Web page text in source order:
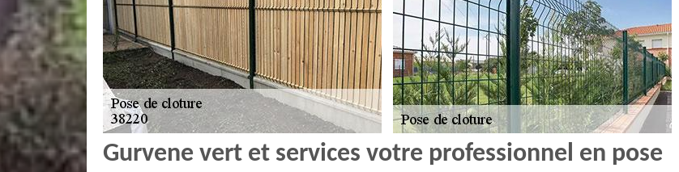
Gurvene vert et services votre professionnel en pose